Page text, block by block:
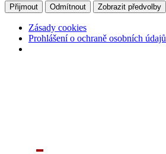
Přijmout Odmítnout Zobrazit předvolby
Zásady cookies
Prohlášení o ochraně osobních údajů